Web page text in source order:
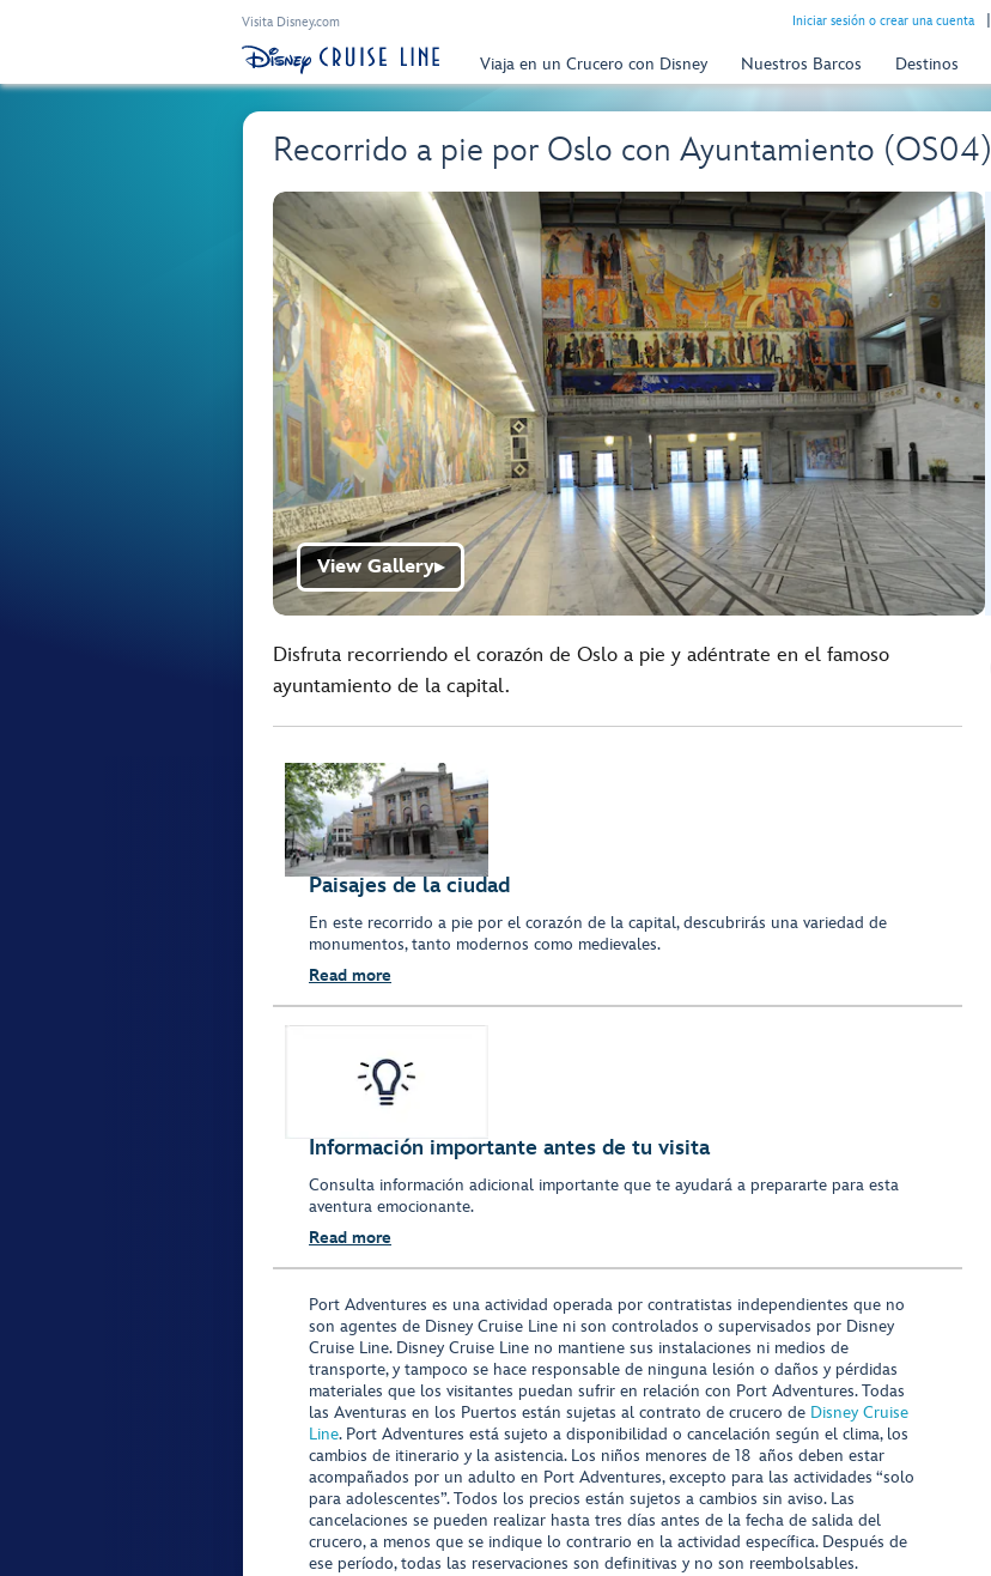
Visita Disney.com Iniciar sesión o crear una cuenta
Viaja en un Crucero con Disney Nuestros Barcos Destinos
Recorrido a pie por Oslo con Ayuntamiento (OS04)
View Gallery▶
Disfruta recorriendo el corazón de Oslo a pie y adéntrate en el famoso
ayuntamiento de la capital.
Paisajes de la ciudad
En este recorrido a pie por el corazón de la capital, descubrirás una variedad de
monumentos, tanto modernos como medievales.
Read more
Información importante antes de tu visita
Consulta información adicional importante que te ayudará a prepararte para esta
aventura emocionante.
Read more
Port Adventures es una actividad operada por contratistas independientes que no
son agentes de Disney Cruise Line ni son controlados o supervisados por Disney
Cruise Line. Disney Cruise Line no mantiene sus instalaciones ni medios de
transporte, y tampoco se hace responsable de ninguna lesión o daños y pérdidas
materiales que los visitantes puedan sufrir en relación con Port Adventures. Todas
las Aventuras en los Puertos están sujetas al contrato de crucero de Disney Cruise
Line. Port Adventures está sujeto a disponibilidad o cancelación según el clima, los
cambios de itinerario y la asistencia. Los niños menores de 18 años deben estar
acompañados por un adulto en Port Adventures, excepto para las actividades “solo
para adolescentes”. Todos los precios están sujetos a cambios sin aviso. Las
cancelaciones se pueden realizar hasta tres días antes de la fecha de salida del
crucero, a menos que se indique lo contrario en la actividad específica. Después de
ese período, todas las reservaciones son definitivas y no son reembolsables.